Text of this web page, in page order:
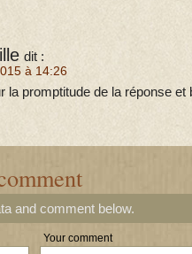
dit :
à 14:26
la promptitude de la réponse et
and comment below.
Your comment